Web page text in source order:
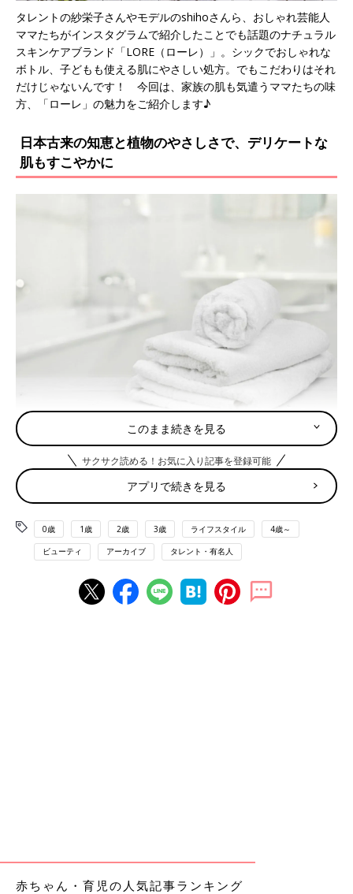
タレントの紗栄子さんやモデルのshihoさんら、おしゃれ芸能人
ママたちがインスタグラムで紹介したことでも話題のナチュラル
スキンケアブランド「LORE（ローレ）」。シックでおしゃれな
ボトル、子どもも使える肌にやさしい処方。でもこだわりはそれ
だけじゃないんです！ 今回は、家族の肌も気遣うママたちの味
方、「ローレ」の魅力をご紹介します♪
日本古来の知恵と植物のやさしさで、デリケートな
肌もすこやかに
「ローレ」は、古くから日本人の暮らしに活かされてきた“植物
の知恵”に着目。悩みに合わせた2種類をラインナップし、家族の
肌トラブルをケアしてくれます。また香りには、特別にブレンド
した天然アロマを使用。香りのリラックス効果によって心身のバ
ランスが整い、お肌への相乗効果も期待できるそう！ 上質な香
りが、毎日のお風呂タイムをちょっぴりリッチな気分にしてくれ
るのもうれしいですね♡
シトラスオーチャード
このまま続きを見る
サクサク読める！お気に入り記事を登録可能
アプリで続きを見る
0歳 1歳 2歳 3歳 ライフスタイル 4歳～
ビューティ アーカイブ タレント・有名人
赤ちゃん・育児の人気記事ランキング